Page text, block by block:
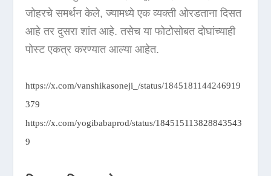
जोहरचे समर्थन केले, ज्यामध्ये एक व्यक्ती ओरडताना दिसत
आहे तर दुसरा शांत आहे. तसेच या फोटोसोबत दोघांच्याही
पोस्ट एकत्र करण्यात आल्या आहेत.
https://x.com/vanshikasoneji_/status/1845181144246919
379
https://x.com/yogibabaprod/status/184515113828843543
9